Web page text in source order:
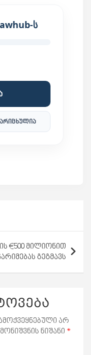
ს
€500 მილიონით
გეგმავს
არ
ნიშანი *